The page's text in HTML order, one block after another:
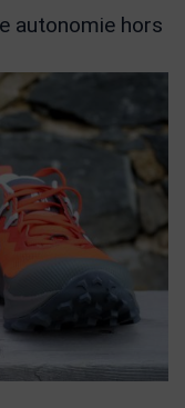
autonomie hors